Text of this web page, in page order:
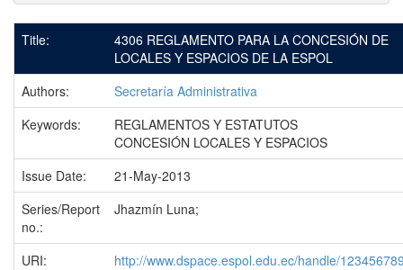
Title:
4306 REGLAMENTO PARA LA CONCESIÓN DE
LOCALES Y ESPACIOS DE LA ESPOL
Authors:
Secretaría Administrativa
Keywords:
REGLAMENTOS Y ESTATUTOS
CONCESIÓN LOCALES Y ESPACIOS
Issue Date:
21-May-2013
Series/Report
no.:
Jhazmín Luna;
URI:
http://www.dspace.espol.edu.ec/handle/